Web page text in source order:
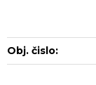
Obj. čislo: